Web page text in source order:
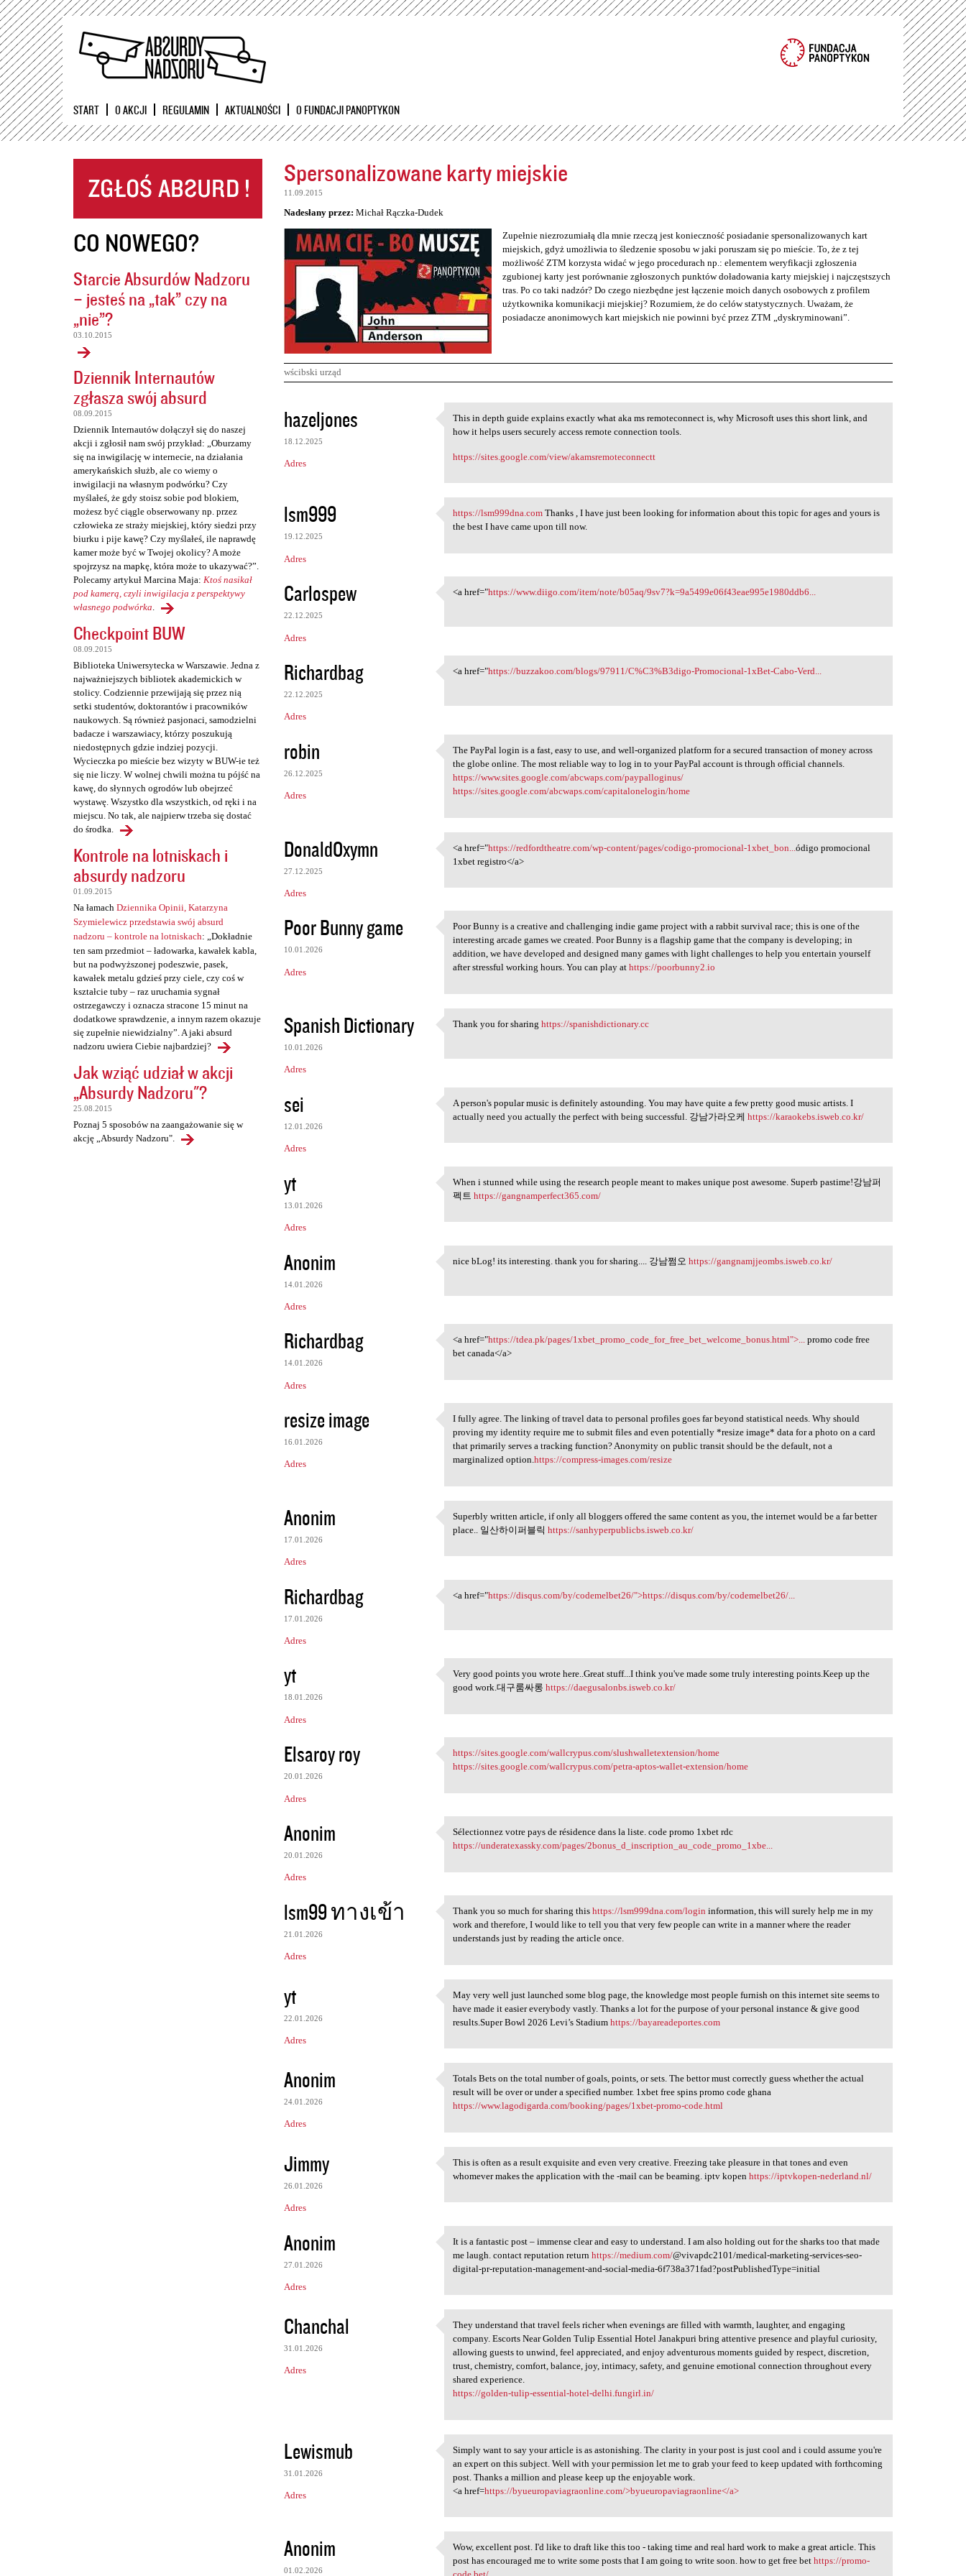
Przejdź
START O AKCJI REGULAMIN AKTUALNOŚCI O FUNDACJI PANOPTYKON
CO NOWEGO?
Starcie Absurdów Nadzoru
– jesteś na „tak” czy na
„nie”?
03.10.2015
Dziennik Internautów
zgłasza swój absurd
08.09.2015
Dziennik Internautów dołączył się do naszej
akcji i zgłosił nam swój przykład: „Oburzamy
się na inwigilację w internecie, na działania
amerykańskich służb, ale co wiemy o
inwigilacji na własnym podwórku? Czy
myślałeś, że gdy stoisz sobie pod blokiem,
możesz być ciągle obserwowany np. przez
człowieka ze straży miejskiej, który siedzi przy
biurku i pije kawę? Czy myślałeś, ile naprawdę
kamer może być w Twojej okolicy? A może
spojrzysz na mapkę, która może to ukazywać?”.
Polecamy artykuł Marcina Maja: Ktoś nasikał
pod kamerą, czyli inwigilacja z perspektywy
własnego podwórka.
Checkpoint BUW
08.09.2015
Biblioteka Uniwersytecka w Warszawie. Jedna z
najważniejszych bibliotek akademickich w
stolicy. Codziennie przewijają się przez nią
setki studentów, doktorantów i pracowników
naukowych. Są również pasjonaci, samodzielni
badacze i warszawiacy, którzy poszukują
niedostępnych gdzie indziej pozycji.
Wycieczka po mieście bez wizyty w BUW-ie też
się nie liczy. W wolnej chwili można tu pójść na
kawę, do słynnych ogrodów lub obejrzeć
wystawę. Wszystko dla wszystkich, od ręki i na
miejscu. No tak, ale najpierw trzeba się dostać
do środka.
Kontrole na lotniskach i
absurdy nadzoru
01.09.2015
Na łamach Dziennika Opinii, Katarzyna
Szymielewicz przedstawia swój absurd
nadzoru – kontrole na lotniskach: „Dokładnie
ten sam przedmiot – ładowarka, kawałek kabla,
but na podwyższonej podeszwie, pasek,
kawałek metalu gdzieś przy ciele, czy coś w
kształcie tuby – raz uruchamia sygnał
ostrzegawczy i oznacza stracone 15 minut na
dodatkowe sprawdzenie, a innym razem okazuje
się zupełnie niewidzialny”. A jaki absurd
nadzoru uwiera Ciebie najbardziej?
Jak wziąć udział w akcji
„Absurdy Nadzoru"?
25.08.2015
Poznaj 5 sposobów na zaangażowanie się w
akcję „Absurdy Nadzoru".
Spersonalizowane karty miejskie
11.09.2015
Nadesłany przez: Michał Rączka-Dudek
Zupełnie niezrozumiałą dla mnie rzeczą jest konieczność posiadanie spersonalizowanych kart
miejskich, gdyż umożliwia to śledzenie sposobu w jaki poruszam się po mieście. To, że z tej
możliwość ZTM korzysta widać w jego procedurach np.: elementem weryfikacji zgłoszenia
zgubionej karty jest porównanie zgłoszonych punktów doładowania karty miejskiej i najczęstszych
tras. Po co taki nadzór? Do czego niezbędne jest łączenie moich danych osobowych z profilem
użytkownika komunikacji miejskiej? Rozumiem, że do celów statystycznych. Uważam, że
posiadacze anonimowych kart miejskich nie powinni być przez ZTM „dyskryminowani”.
wścibski urząd
K
o
m
e
t
a
r
e
hazeljones
18.12.2025
Adres
This in depth guide explains
This in depth guide explains exactly what aka ms remoteconnect is, why Microsoft uses this short link, and
how it helps users securely access remote connection tools.
https://sites.google.com/view/akamsremoteconnectt
lsm999
19.12.2025
Adres
https://lsm999dna.com Thanks
https://lsm999dna.com Thanks , I have just been looking for information about this topic for ages and yours is
the best I have came upon till now.
Carlospew
22.12.2025
Adres
<a href="https://www.diigo
<a href="https://www.diigo.com/item/note/b05aq/9sv7?k=9a5499e06f43eae995e1980ddb6...
Richardbag
22.12.2025
Adres
<a href="https://buzzakoo.com
<a href="https://buzzakoo.com/blogs/97911/C%C3%B3digo-Promocional-1xBet-Cabo-Verd...
robin
26.12.2025
Adres
The PayPal login is a fast,
The PayPal login is a fast, easy to use, and well-organized platform for a secured transaction of money across
the globe online. The most reliable way to log in to your PayPal account is through official channels.
https://www.sites.google.com/abcwaps.com/paypalloginus/
https://sites.google.com/abcwaps.com/capitalonelogin/home
DonaldOxymn
27.12.2025
Adres
<a href="https:/
<a href="https://redfordtheatre.com/wp-content/pages/codigo-promocional-1xbet_bon...ódigo promocional
1xbet registro</a>
Poor Bunny game
10.01.2026
Adres
Poor Bunny is a creative and
Poor Bunny is a creative and challenging indie game project with a rabbit survival race; this is one of the
interesting arcade games we created. Poor Bunny is a flagship game that the company is developing; in
addition, we have developed and designed many games with light challenges to help you entertain yourself
after stressful working hours. You can play athttps://poorbunny2.io
Spanish Dictionary
10.01.2026
Adres
Thank you for sharing https:/
Thank you for sharinghttps://spanishdictionary.cc
sei
12.01.2026
Adres
A person's popular music is
A person's popular music is definitely astounding. You may have quite a few pretty good music artists. I
actually need you actually the perfect with being successful. 강남가라오케https://karaokebs.isweb.co.kr/
yt
13.01.2026
Adres
When i stunned while using
When i stunned while using the research people meant to makes unique post awesome. Superb pastime!강남퍼
펙트https://gangnamperfect365.com/
Anonim
14.01.2026
Adres
nice bLog! its interesting.
nice bLog! its interesting. thank you for sharing.... 강남쩜오https://gangnamjjeombs.isweb.co.kr/
Richardbag
14.01.2026
Adres
<a href="https://tdea.pk
<a href="https://tdea.pk/pages/1xbet_promo_code_for_free_bet_welcome_bonus.html">... promo code free
bet canada</a>
resize image
16.01.2026
Adres
I fully agree. The linking of
I fully agree. The linking of travel data to personal profiles goes far beyond statistical needs. Why should
proving my identity require me to submit files and even potentially *resize image* data for a photo on a card
that primarily serves a tracking function? Anonymity on public transit should be the default, not a
marginalized option.https://compress-images.com/resize
Anonim
17.01.2026
Adres
Superbly written article, if
Superbly written article, if only all bloggers offered the same content as you, the internet would be a far better
place.. 일산하이퍼블릭https://sanhyperpublicbs.isweb.co.kr/
Richardbag
17.01.2026
Adres
<a href="https://disqus.com
<a href="https://disqus.com/by/codemelbet26/">https://disqus.com/by/codemelbet26/...
yt
18.01.2026
Adres
Very good points you wrote
Very good points you wrote here..Great stuff...I think you've made some truly interesting points.Keep up the
good work.대구룸싸롱https://daegusalonbs.isweb.co.kr/
Elsaroy roy
20.01.2026
Adres
https://sites.google.com
https://sites.google.com/wallcrypus.com/slushwalletextension/home
https://sites.google.com/wallcrypus.com/petra-aptos-wallet-extension/home
Anonim
20.01.2026
Adres
Sélectionnez votre pays de
Sélectionnez votre pays de résidence dans la liste. code promo 1xbet rdc
https://underatexassky.com/pages/2bonus_d_inscription_au_code_promo_1xbe...
lsm99 ทางเข้า
21.01.2026
Adres
Thank you so much for sharing
Thank you so much for sharing thishttps://lsm999dna.com/login information, this will surely help me in my
work and therefore, I would like to tell you that very few people can write in a manner where the reader
understands just by reading the article once.
yt
22.01.2026
Adres
May very well just launched
May very well just launched some blog page, the knowledge most people furnish on this internet site seems to
have made it easier everybody vastly. Thanks a lot for the purpose of your personal instance & give good
results.Super Bowl 2026 Levi’s Stadiumhttps://bayareadeportes.com
Anonim
24.01.2026
Adres
Totals Bets on the total
Totals Bets on the total number of goals, points, or sets. The bettor must correctly guess whether the actual
result will be over or under a specified number. 1xbet free spins promo code ghana
https://www.lagodigarda.com/booking/pages/1xbet-promo-code.html
Jimmy
26.01.2026
Adres
This is often as a result
This is often as a result exquisite and even very creative. Freezing take pleasure in that tones and even
whomever makes the application with the -mail can be beaming. iptv kopenhttps://iptvkopen-nederland.nl/
Anonim
27.01.2026
Adres
It is a fantastic post –
It is a fantastic post – immense clear and easy to understand. I am also holding out for the sharks too that made
me laugh. contact reputation returnhttps://medium.com/@vivapdc2101/medical-marketing-services-seo-
digital-pr-reputation-management-and-social-media-6f738a371fad?postPublishedType=initial
Chanchal
31.01.2026
Adres
They understand that travel
They understand that travel feels richer when evenings are filled with warmth, laughter, and engaging
company. Escorts Near Golden Tulip Essential Hotel Janakpuri bring attentive presence and playful curiosity,
allowing guests to unwind, feel appreciated, and enjoy adventurous moments guided by respect, discretion,
trust, chemistry, comfort, balance, joy, intimacy, safety, and genuine emotional connection throughout every
shared experience.
https://golden-tulip-essential-hotel-delhi.fungirl.in/
Lewismub
31.01.2026
Adres
Simply want to say your
Simply want to say your article is as astonishing. The clarity in your post is just cool and i could assume you're
an expert on this subject. Well with your permission let me to grab your feed to keep updated with forthcoming
post. Thanks a million and please keep up the enjoyable work.
<a href=https://byueuropaviagraonline.com/>byueuropaviagraonline</a>
Anonim
01.02.2026
Wow, excellent post. I'd like
Wow, excellent post. I'd like to draft like this too - taking time and real hard work to make a great article. This
post has encouraged me to write some posts that I am going to write soon. how to get free bethttps://promo-